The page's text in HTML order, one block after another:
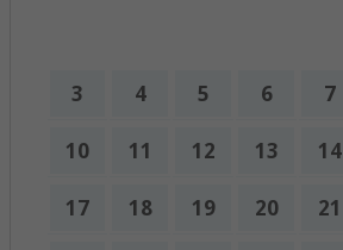
3 4 5 6 7
10 11 12 13 14
17 18 19 20 21